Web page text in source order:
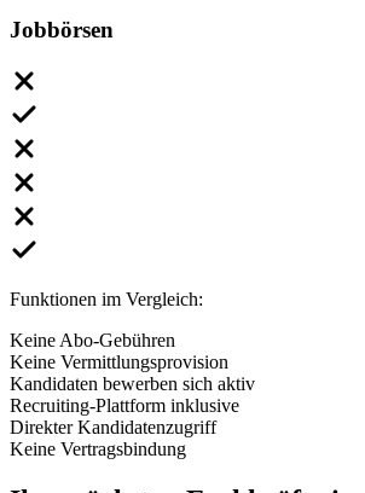
Jobbörsen
Funktionen im Vergleich:
Keine Abo-Gebühren
Keine Vermittlungsprovision
Kandidaten bewerben sich aktiv
Recruiting-Plattform inklusive
Direkter Kandidatenzugriff
Keine Vertragsbindung